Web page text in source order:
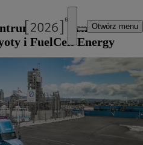
Otwórz menu
logistyczne
i FuelCell Energy